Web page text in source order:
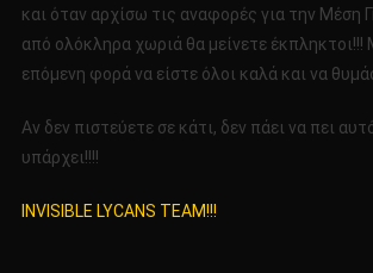
και όταν αρχίσω τις αναφορές για την Μέση
από ολόκληρα χωριά θα μείνετε έκπληκτοι!!!
επόμενη φορά να είστε όλοι καλά και να
Αν δεν πιστεύετε σε κάτι, δεν πάει να πει
υπάρχει!!!!
INVISIBLE LYCANS TEAM!!!